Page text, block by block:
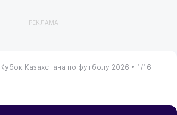
РЕКЛАМА
Кубок Казахстана по футболу 2026 • 1/16